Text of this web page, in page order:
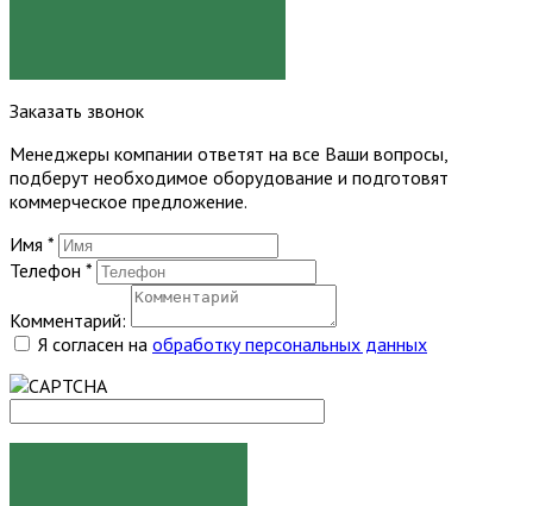
Заказать звонок
Менеджеры компании ответят на все Ваши вопросы,
подберут необходимое оборудование и подготовят
коммерческое предложение.
Имя *
Телефон *
Комментарий:
Я согласен на обработку персональных данных